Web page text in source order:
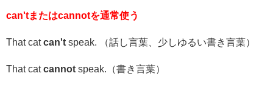
can'tまたはcannotを通常使う
That catcan't speak. （話し言葉、少しゆるい書き言葉）
That catcannot speak.（書き言葉）